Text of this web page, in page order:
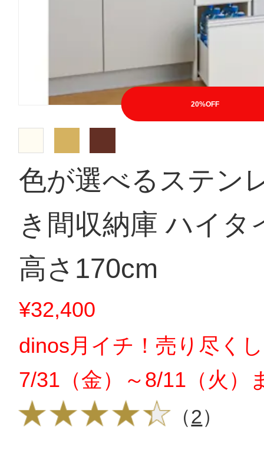
20%OFF
色が選べるステン
き間収納庫 ハイタ
高さ170cm
¥32,400
dinos月イチ！売り尽く
7/31（金）～8/11（火）
（2）